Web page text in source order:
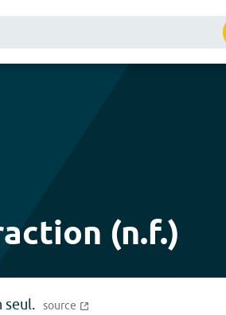
(n.f.)
seul. source